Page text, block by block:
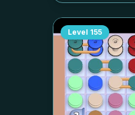
Level 155